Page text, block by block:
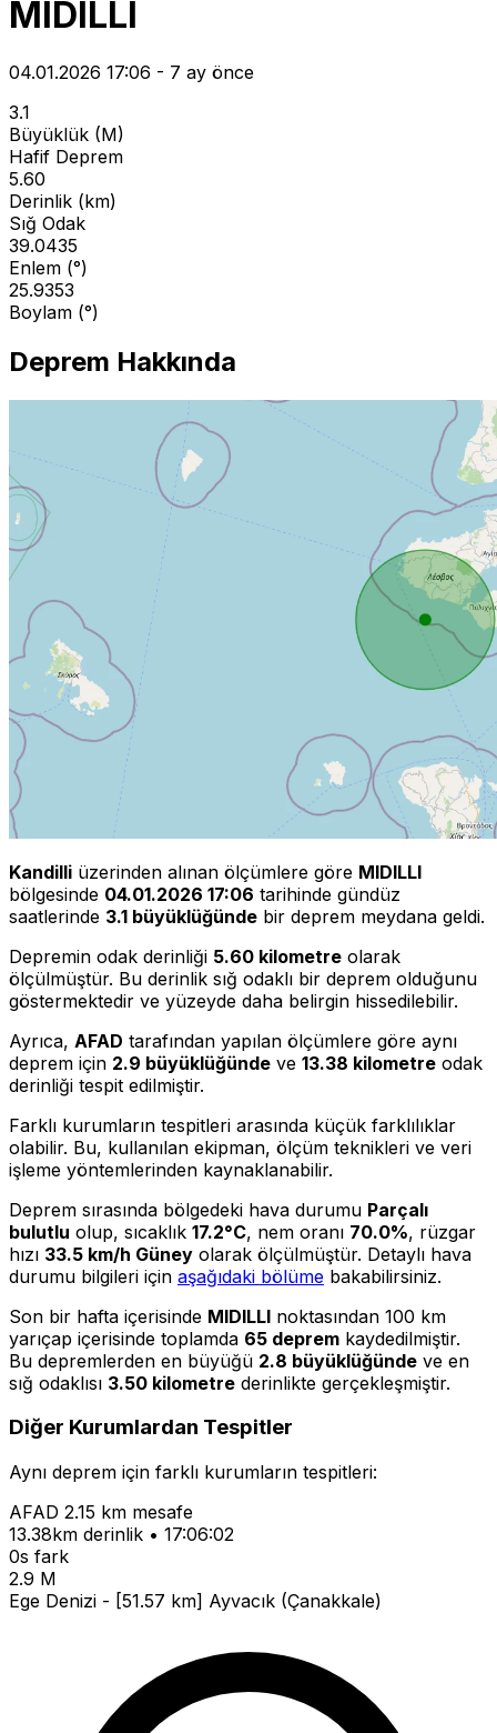
MIDILLI
04.01.2026 17:06 - 7 ay önce
3.1
Büyüklük (M)
Hafif Deprem
5.60
Derinlik (km)
Sığ Odak
39.0435
Enlem (°)
25.9353
Boylam (°)
Deprem Hakkında
Kandilli üzerinden alınan ölçümlere göre MIDILLI
bölgesinde 04.01.2026 17:06 tarihinde gündüz
saatlerinde 3.1 büyüklüğünde bir deprem meydana geldi.
Depremin odak derinliği 5.60 kilometre olarak
ölçülmüştür. Bu derinlik sığ odaklı bir deprem olduğunu
göstermektedir ve yüzeyde daha belirgin hissedilebilir.
Ayrıca, AFAD tarafından yapılan ölçümlere göre aynı
deprem için 2.9 büyüklüğünde ve 13.38 kilometre odak
derinliği tespit edilmiştir.
Farklı kurumların tespitleri arasında küçük farklılıklar
olabilir. Bu, kullanılan ekipman, ölçüm teknikleri ve veri
işleme yöntemlerinden kaynaklanabilir.
Deprem sırasında bölgedeki hava durumu Parçalı
bulutlu olup, sıcaklık 17.2°C, nem oranı 70.0%, rüzgar
hızı 33.5 km/h Güney olarak ölçülmüştür. Detaylı hava
durumu bilgileri için aşağıdaki bölüme bakabilirsiniz.
Son bir hafta içerisinde MIDILLI noktasından 100 km
yarıçap içerisinde toplamda 65 deprem kaydedilmiştir.
Bu depremlerden en büyüğü 2.8 büyüklüğünde ve en
sığ odaklısı 3.50 kilometre derinlikte gerçekleşmiştir.
Diğer Kurumlardan Tespitler
Aynı deprem için farklı kurumların tespitleri:
AFAD 2.15 km mesafe
13.38km derinlik • 17:06:02
0s fark
2.9 M
Ege Denizi - [51.57 km] Ayvacık (Çanakkale)